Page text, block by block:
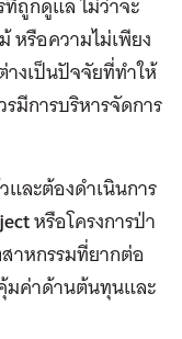
หรือความไม่เพียง
งเป็นปัจจัยที่ทำให้
มีการบริหารจัดการ
และต้องดำเนินการ
หรือโครงการป่า
าหกรรมที่ยากต่อ
มค่าด้านต้นทุนและ